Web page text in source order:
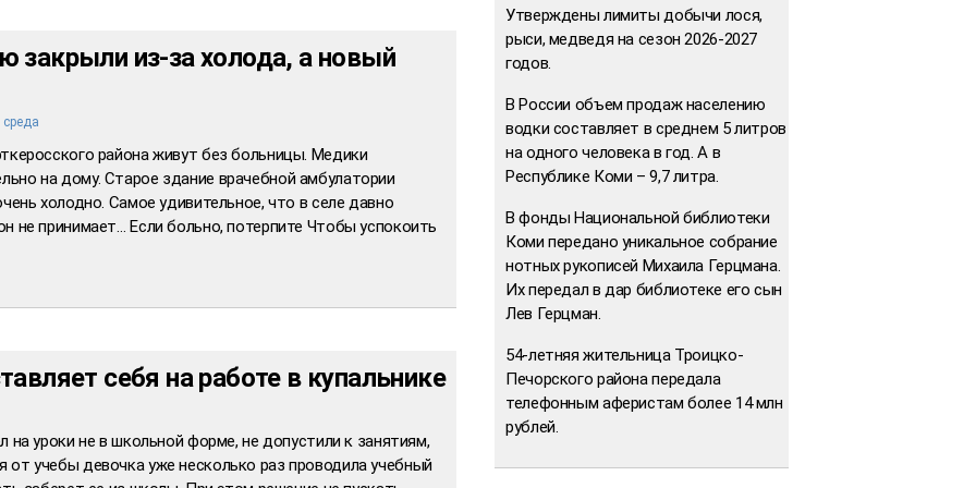
закрыли из-за холода, а новый
района живут без больницы. Медики
на дому. Старое здание врачебной амбулатории
холодно. Самое удивительное, что в селе давно
не принимает… Если больно, потерпите Чтобы успокоить
себя на работе в купальнике
на уроки не в школьной форме, не допустили к занятиям,
учебы девочка уже несколько раз проводила учебный
Утверждены лимиты добычи лося,
рыси, медведя на сезон 2026-2027
годов.
В России объем продаж населению
водки составляет в среднем 5 литров
на одного человека в год. А в
Республике Коми – 9,7 литра.
В фонды Национальной библиотеки
Коми передано уникальное собрание
нотных рукописей Михаила Герцмана.
Их передал в дар библиотеке его сын
Лев Герцман.
54-летняя жительница Троицко-
Печорского района передала
телефонным аферистам более 14 млн
рублей.